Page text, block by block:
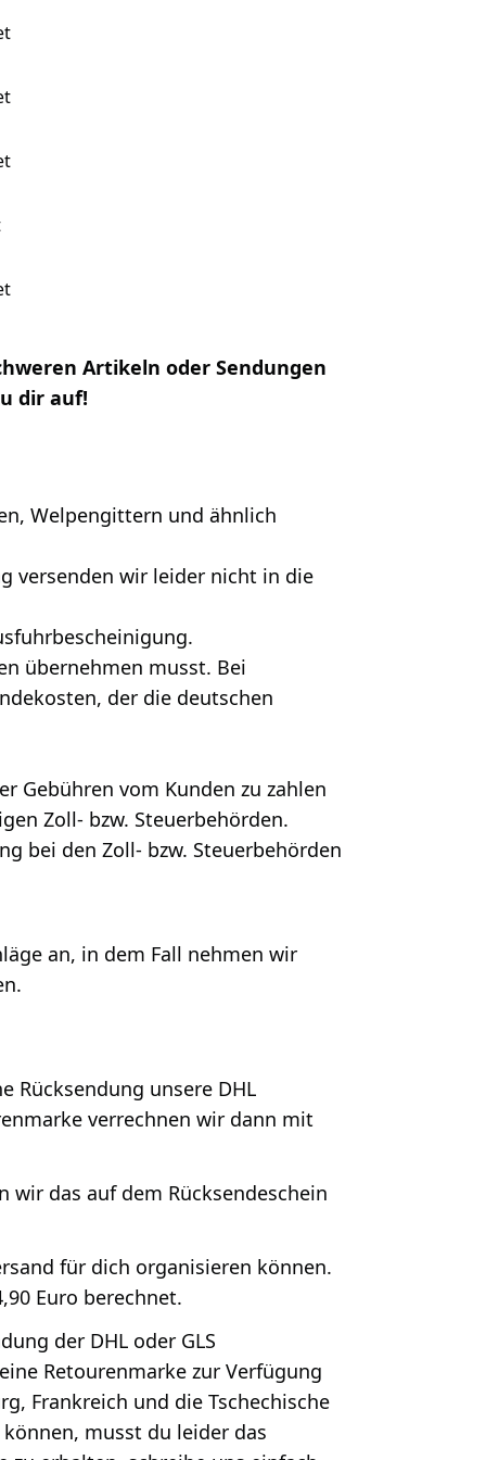
Artikeln oder Sendungen
dir auf!
Welpengittern und ähnlich
versenden wir leider nicht in die
übernehmen musst. Bei
der die deutschen
Gebühren vom Kunden zu zahlen
Zoll- bzw. Steuerbehörden.
bei den Zoll- bzw. Steuerbehörden
an, in dem Fall nehmen wir
Rücksendung unsere DHL
verrechnen wir dann mit
wir das auf dem Rücksendeschein
für dich organisieren können.
Euro berechnet.
der DHL oder GLS
Retourenmarke zur Verfügung
Frankreich und die Tschechische
musst du leider das